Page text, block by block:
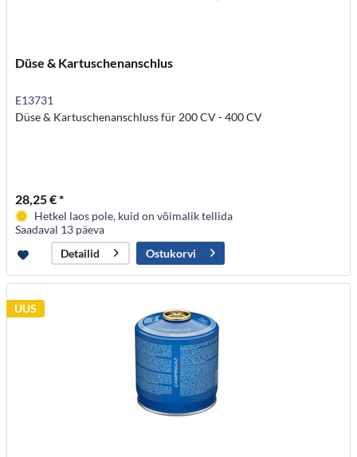
Düse & Kartuschenanschlus
E13731
Düse & Kartuschenanschluss für 200 CV - 400 CV
28,25 € *
Hetkel laos pole, kuid on võimalik tellida
Saadaval 13 päeva
Detailid
Ostukorvi
UUS